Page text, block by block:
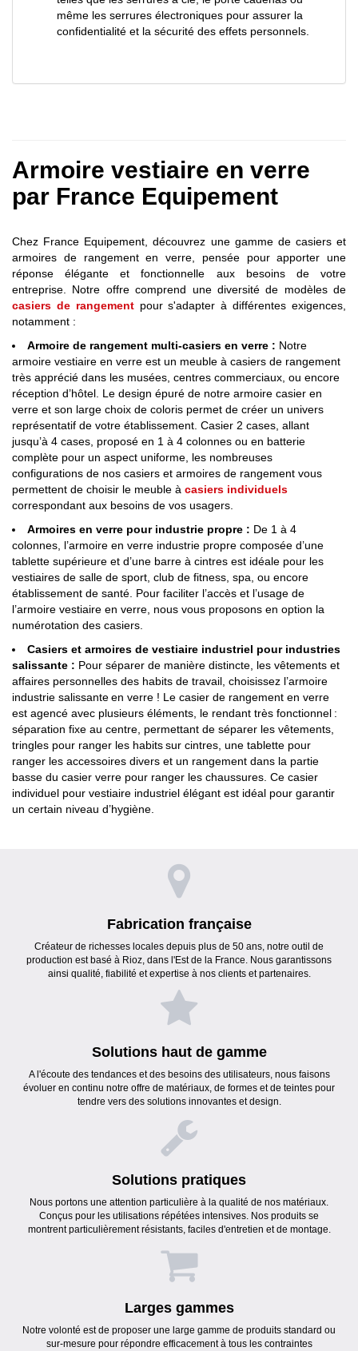
même les serrures électroniques pour assurer la
confidentialité et la sécurité des effets personnels.
Armoire vestiaire en verre
par France Equipement
Chez France Equipement, découvrez une gamme de casiers et
armoires de rangement en verre, pensée pour apporter une
réponse élégante et fonctionnelle aux besoins de votre
entreprise. Notre offre comprend une diversité de modèles de
casiers de rangementpour s'adapter à différentes exigences,
notamment :
Armoire de rangement multi-casiers en verre : Notre
armoire vestiaire en verre est un meuble à casiers de rangement
très apprécié dans les musées, centres commerciaux, ou encore
réception d’hôtel. Le design épuré de notre armoire casier en
verre et son large choix de coloris permet de créer un univers
représentatif de votre établissement. Casier 2 cases, allant
jusqu’à 4 cases, proposé en 1 à 4 colonnes ou en batterie
complète pour un aspect uniforme, les nombreuses
configurations de nos casiers et armoires de rangement vous
permettent de choisir le meuble à casiers individuels
correspondant aux besoins de vos usagers.
Armoires en verre pour industrie propre : De 1 à 4
colonnes, l’armoire en verre industrie propre composée d’une
tablette supérieure et d’une barre à cintres est idéale pour les
vestiaires de salle de sport, club de fitness, spa, ou encore
établissement de santé. Pour faciliter l’accès et l’usage de
l’armoire vestiaire en verre, nous vous proposons en option la
numérotation des casiers.
Casiers et armoires de vestiaire industriel pour industries
salissante : Pour séparer de manière distincte, les vêtements et
affaires personnelles des habits de travail, choisissez l’armoire
industrie salissante en verre ! Le casier de rangement en verre
est agencé avec plusieurs éléments, le rendant très fonctionnel :
séparation fixe au centre, permettant de séparer les vêtements,
tringles pour ranger les habits sur cintres, une tablette pour
ranger les accessoires divers et un rangement dans la partie
basse du casier verre pour ranger les chaussures. Ce casier
individuel pour vestiaire industriel élégant est idéal pour garantir
un certain niveau d’hygiène.
Fabrication française
Créateur de richesses locales depuis plus de 50 ans, notre outil de
production est basé à Rioz, dans l'Est de la France. Nous garantissons
ainsi qualité, fiabilité et expertise à nos clients et partenaires.
Solutions haut de gamme
A l'écoute des tendances et des besoins des utilisateurs, nous faisons
évoluer en continu notre offre de matériaux, de formes et de teintes pour
tendre vers des solutions innovantes et design.
Solutions pratiques
Nous portons une attention particulière à la qualité de nos matériaux.
Conçus pour les utilisations répétées intensives. Nos produits se
montrent particulièrement résistants, faciles d'entretien et de montage.
Larges gammes
Notre volonté est de proposer une large gamme de produits standard ou
sur-mesure pour répondre efficacement à tous les contraintes